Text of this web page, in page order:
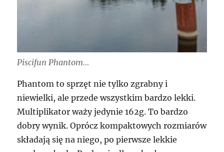
Piscifun Phantom…
Phantom to sprzęt nie tylko zgrabny i
niewielki, ale przede wszystkim bardzo lekki.
Multiplikator waży jedynie 162g. To bardzo
dobry wynik. Oprócz kompaktowych rozmiarów
składają się na niego, po pierwsze lekkie